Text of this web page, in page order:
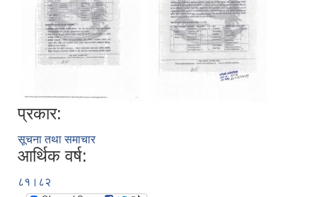
प्रकार:
सूचना तथा समाचार
आर्थिक वर्ष:
८१।८२